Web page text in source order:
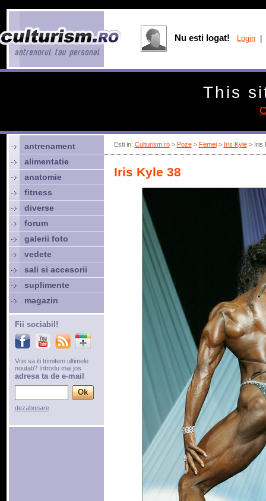
Esti in: Culturism.ro> Poze> Femei> Iris Kyle> Iris
Iris Kyle 38
antrenament
alimentatie
anatomie
fitness
diverse
forum
galerii foto
vedete
sali si accesorii
suplimente
magazin
Fii sociabil!
Vrei sa iti trimitem ultimele
noutati? Introdu mai jos
adresa ta de e-mail
dezabonare
Nu esti logat! Login
This